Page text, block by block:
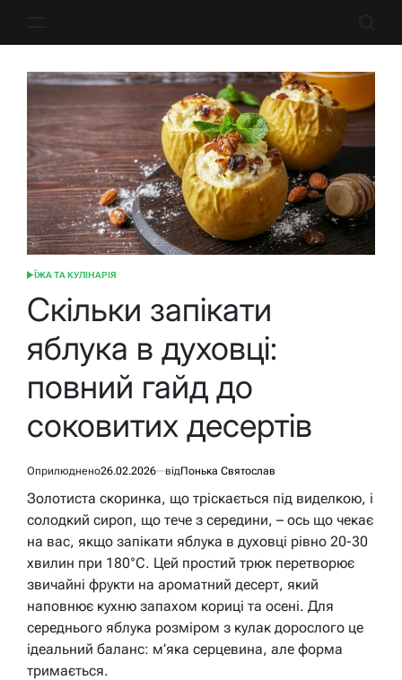
ОПУБЛІКУВАТИ
ЇЖА ТА КУЛІНАРІЯ
Скільки запікати
яблука в духовці:
повний гайд до
соковитих десертів
Оприлюднено26.02.2026 відПонька Святослав
Золотиста скоринка, що тріскається під виделкою, і
солодкий сироп, що тече з середини, – ось що чекає
на вас, якщо запікати яблука в духовці рівно 20-30
хвилин при 180°C. Цей простий трюк перетворює
звичайні фрукти на ароматний десерт, який
наповнює кухню запахом кориці та осені. Для
середнього яблука розміром з кулак дорослого це
ідеальний баланс: м’яка серцевина, але форма
тримається.